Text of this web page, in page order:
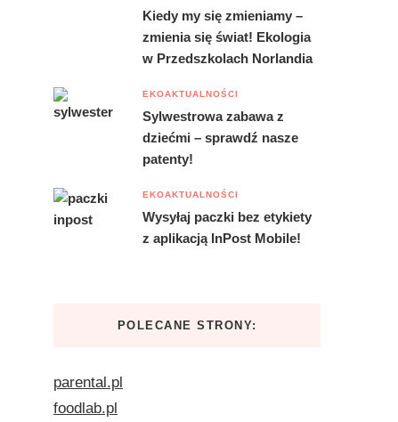
Kiedy my się zmieniamy –
zmienia się świat! Ekologia
w Przedszkolach Norlandia
EKOAKTUALNOŚCI
Sylwestrowa zabawa z
dziećmi – sprawdź nasze
patenty!
EKOAKTUALNOŚCI
Wysyłaj paczki bez etykiety
z aplikacją InPost Mobile!
POLECANE STRONY:
parental.pl
foodlab.pl